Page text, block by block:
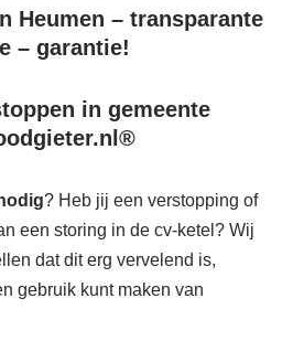
Heumen – transparante
– garantie!
in gemeente
? Heb jij een verstopping of
een storing in de cv-ketel? Wij
dat dit erg vervelend is,
gebruik kunt maken van